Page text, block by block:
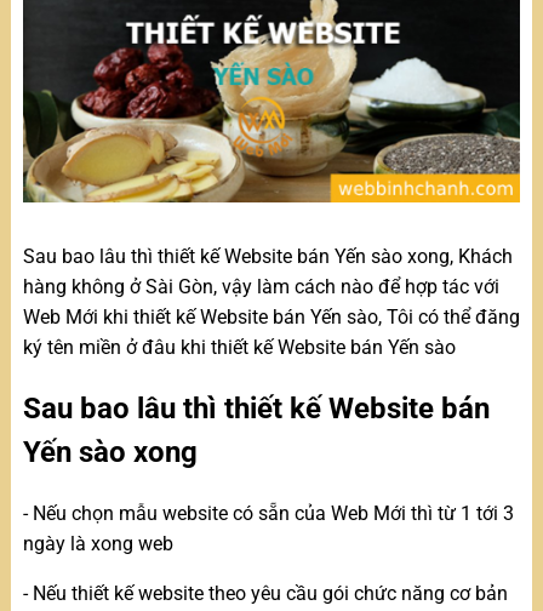
Sau bao lâu thì thiết kế Website bán Yến sào xong, Khách
hàng không ở Sài Gòn, vậy làm cách nào để hợp tác với
Web Mới khi thiết kế Website bán Yến sào, Tôi có thể đăng
ký tên miền ở đâu khi thiết kế Website bán Yến sào
Sau bao lâu thì thiết kế Website bán
Yến sào xong
- Nếu chọn mẫu website có sẵn của Web Mới thì từ 1 tới 3
ngày là xong web
- Nếu thiết kế website theo yêu cầu gói chức năng cơ bản